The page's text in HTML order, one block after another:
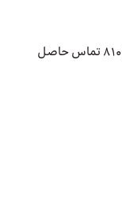
سلام.با واحد پشتیبانی به شماره 81022444 تماس حاصل